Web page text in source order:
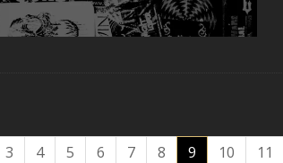
3 4 5 6 7 8 9 10 11